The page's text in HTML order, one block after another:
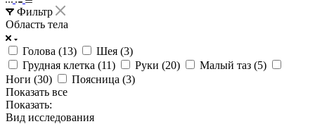
Фильтр
Область тела
Голова (13) Шея (3)
Грудная клетка (11) Руки (20) Малый таз (5)
Ноги (30) Поясница (3)
Показать все
Показать:
Вид исследования